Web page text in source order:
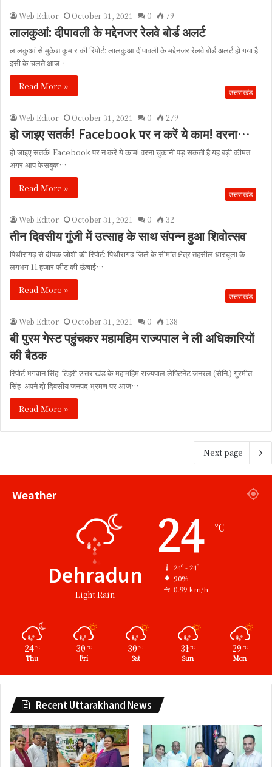
Web Editor October 31, 2021 0 79
लालकुआं: दीपावली के मद्देनजर रेलवे बोर्ड अलर्ट
लालकुआं से मुकेश कुमार की रिपोर्ट: लालकुआ दीपावली के मद्देनजर रेलवे बोर्ड अलर्ट हो गया है
इसी के चलते आज…
Read More »
उत्तराखंड
Web Editor October 31, 2021 0 279
हो जाइए सतर्क! Facebook पर न करें ये काम! वरना…
हो जाइए सतर्क! Facebook पर न करें ये काम! वरना चुकानी पड़ सकती है यह बड़ी कीमत
अगर आप फेसबुक…
Read More »
उत्तराखंड
Web Editor October 31, 2021 0 32
तीन दिवसीय गुंजी में उत्साह के साथ संपन्न हुआ शिवोत्सव
पिथौरागढ़ से दीपक जोशी की रिपोर्ट: पिथौरागढ़ जिले के सीमांत क्षेत्र तहसील धारचूला के
लगभग 11 हजार फीट की ऊंचाई…
Read More »
उत्तराखंड
Web Editor October 31, 2021 0 138
बी पुरम गेस्ट पहुंचकर महामहिम राज्यपाल ने ली अधिकारियों
की बैठक
रिपोर्ट भगवान सिंह: टिहरी उत्तराखंड के महामहिम राज्यपाल लेफ्टिनेंट जनरल (सेनि.) गुरमीत
सिंह अपने दो दिवसीय जनपद भ्रमण पर आज…
Read More »
Next page
Weather
Dehradun
Light Rain
24 ℃
24º - 24º
90%
0.99 km/h
24 ℃
Thu
30 ℃
Fri
30 ℃
Sat
31℃
Sun
29 ℃
Mon
Recent Uttarakhand News